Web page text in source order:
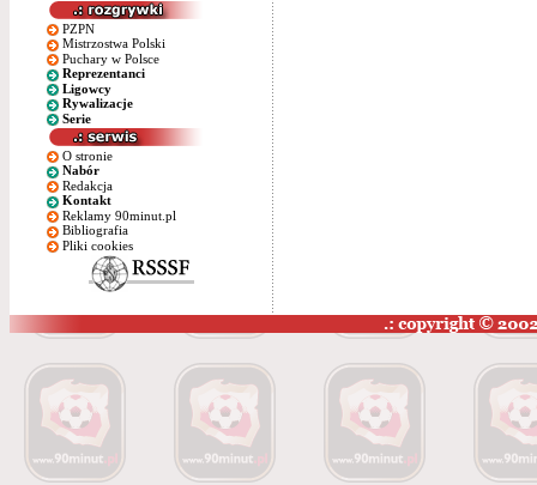
PZPN
Mistrzostwa Polski
Puchary w Polsce
Reprezentanci
Ligowcy
Rywalizacje
Serie
O stronie
Nabór
Redakcja
Kontakt
Reklamy 90minut.pl
Bibliografia
Pliki cookies